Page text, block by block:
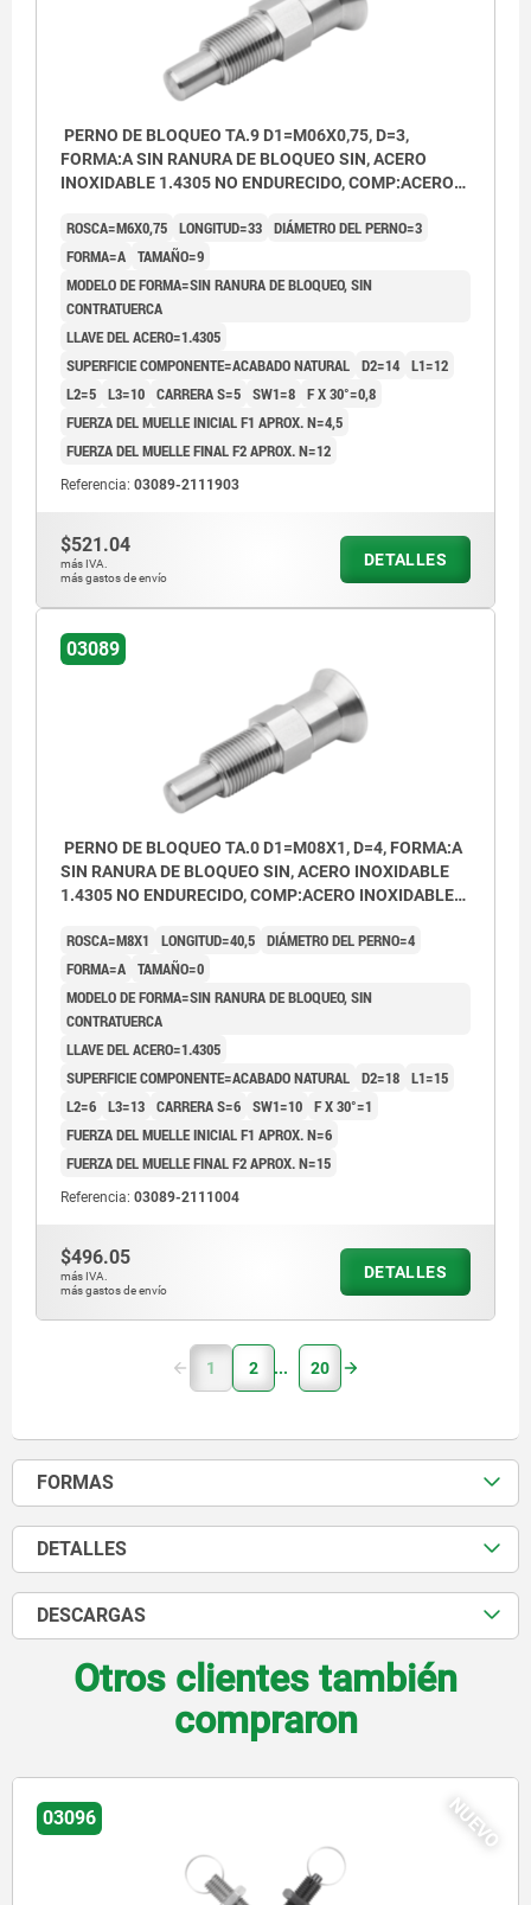
PERNO DE BLOQUEO TA.9 D1=M06X0,75, D=3,
FORMA:A SIN RANURA DE BLOQUEO SIN, ACERO
INOXIDABLE 1.4305 NO ENDURECIDO, COMP:ACERO
ROSCA=M6X0,75 LONGITUD=33 DIÁMETRO DEL PERNO=3
FORMA=A TAMAÑO=9
MODELO DE FORMA=SIN RANURA DE BLOQUEO, SIN
CONTRATUERCA
LLAVE DEL ACERO=1.4305
SUPERFICIE COMPONENTE=ACABADO NATURAL D2=14 L1=12
L2=5 L3=10 CARRERA S=5 SW1=8 F X 30°=0,8
FUERZA DEL MUELLE INICIAL F1 APROX. N=4,5
FUERZA DEL MUELLE FINAL F2 APROX. N=12
Referencia: 03089-2111903
$521.04
más IVA.
más gastos de envío
DETALLES
03089
PERNO DE BLOQUEO TA.0 D1=M08X1, D=4, FORMA:A
SIN RANURA DE BLOQUEO SIN, ACERO INOXIDABLE
1.4305 NO ENDURECIDO, COMP:ACERO INOXIDABLE
ROSCA=M8X1 LONGITUD=40,5 DIÁMETRO DEL PERNO=4
FORMA=A TAMAÑO=0
MODELO DE FORMA=SIN RANURA DE BLOQUEO, SIN
CONTRATUERCA
LLAVE DEL ACERO=1.4305
SUPERFICIE COMPONENTE=ACABADO NATURAL D2=18 L1=15
L2=6 L3=13 CARRERA S=6 SW1=10 F X 30°=1
FUERZA DEL MUELLE INICIAL F1 APROX. N=6
FUERZA DEL MUELLE FINAL F2 APROX. N=15
Referencia: 03089-2111004
$496.05
más IVA.
más gastos de envío
DETALLES
1 2 20
FORMAS
DETALLES
DESCARGAS
Otros clientes también
compraron
NUEVO
03092